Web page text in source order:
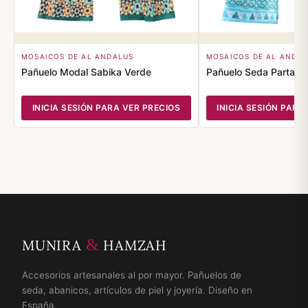
MOSAICOS DE AL ANDALUS
Pañuelo Modal Sabika Verde
INICIA SESIÓN PARA VER PRECIOS
MOSAICOS DE AL
Pañuelo Seda Partal
INICIA SESIÓN PARA
MUNIRA & HAMZAH
Accesorios artesanales al por mayor. Pañuelos de
seda, abanicos, artículos de piel y joyería. Diseño en
España.